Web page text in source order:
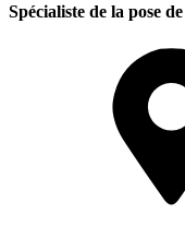
Spécialiste de la pose